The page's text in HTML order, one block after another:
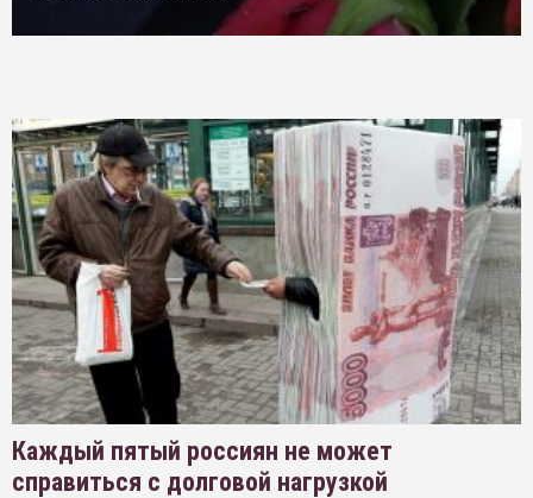
Каждый пятый россиян не может
справиться с долговой нагрузкой